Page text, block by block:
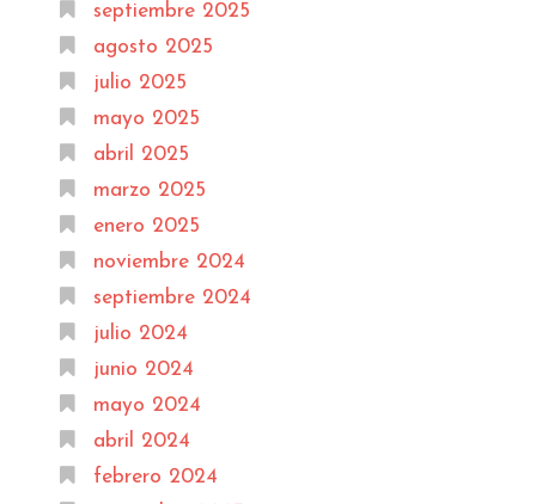
septiembre 2025
agosto 2025
julio 2025
mayo 2025
abril 2025
marzo 2025
enero 2025
noviembre 2024
septiembre 2024
julio 2024
junio 2024
mayo 2024
abril 2024
febrero 2024